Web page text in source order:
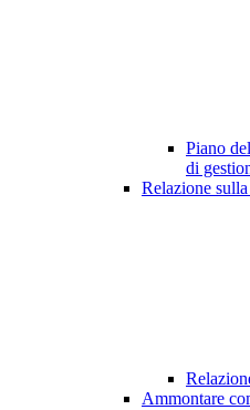
Piano
di
Relazione
Ammontare